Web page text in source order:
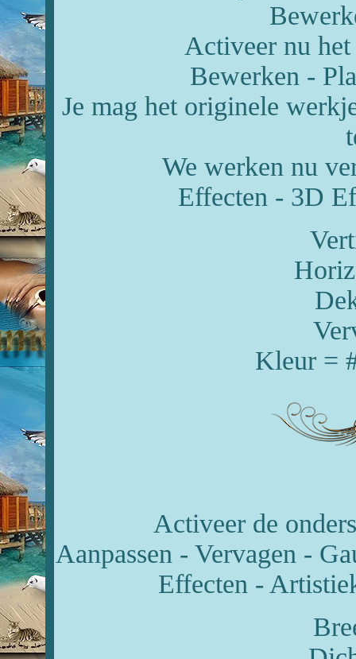
Activeer nu
Bewerken -
Je mag het originele
We werken nu
Effecten - 3D
Kleur =
Activeer de
Aanpassen - Vervagen -
Effecten -